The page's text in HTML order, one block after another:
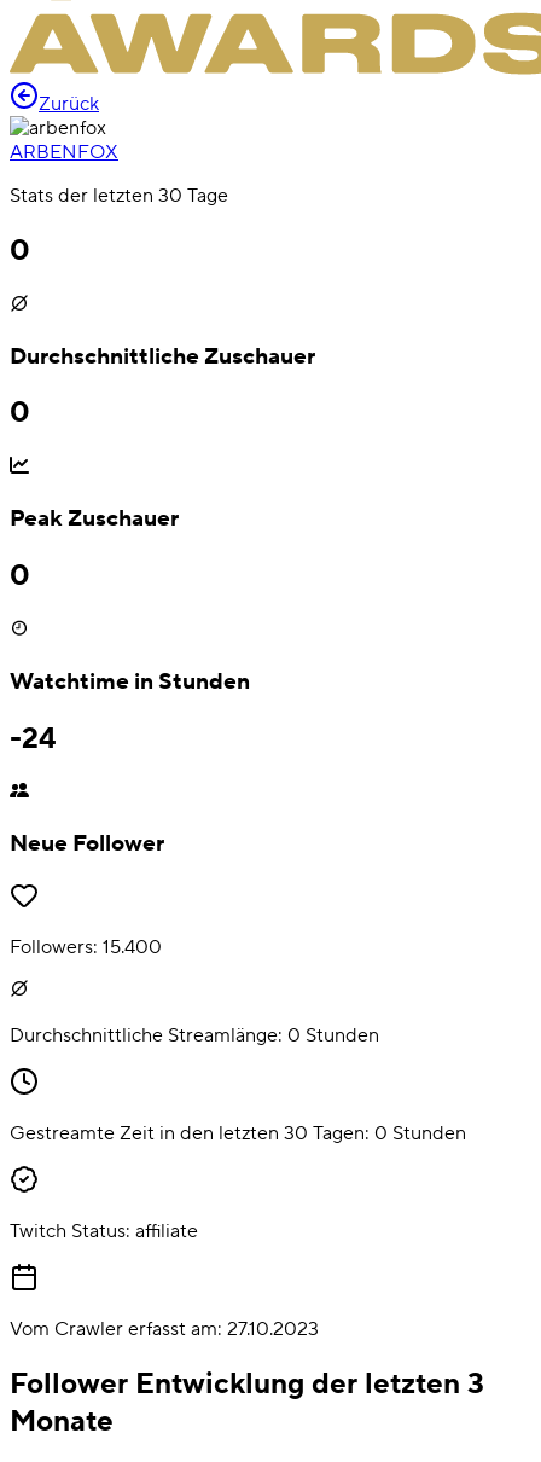
Zurück
ARBENFOX
Stats der letzten 30 Tage
0
Durchschnittliche Zuschauer
0
Peak Zuschauer
0
Watchtime in Stunden
-24
Neue Follower
Followers: 15.400
Durchschnittliche Streamlänge: 0 Stunden
Gestreamte Zeit in den letzten 30 Tagen: 0 Stunden
Twitch Status: affiliate
Vom Crawler erfasst am: 27.10.2023
Follower Entwicklung der letzten 3
Monate